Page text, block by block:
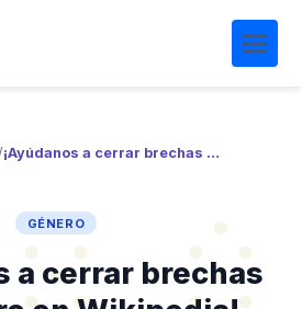
¡Ayúdanos a cerrar brechas de género en Wikipedia! Súmate a la “Editatona”
GÉNERO
a cerrar brechas